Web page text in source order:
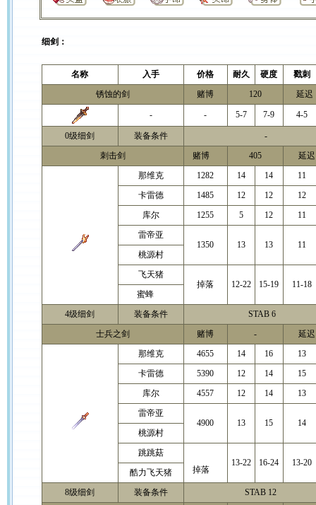
细剑：
名称 入手 价格 耐久 硬度
戳刺
锈蚀的剑
赌博 120 延迟
- - 5-7 7-9 4-5
0级细剑 装备条件
-
刺击剑
赌博 405
延
那维克
1282 14 14
11
卡雷德
1485 12 12
12
库尔
1255 5 12
11
雷帝亚
1350
13 13
11
桃源村
飞天猪
掉落
12-22 15-19
11-18
蜜蜂
4级细剑
装备条件
STAB 6
士兵之剑
赌博 -
延
那维克
4655 14 16
13
卡雷德
5390 12 14
15
库尔
4557 12 14
13
雷帝亚
4900
13 15
14
桃源村
跳跳菇
掉落
13-22 16-24
13-20
酷力飞天猪
8级细剑
装备条件
STAB 12